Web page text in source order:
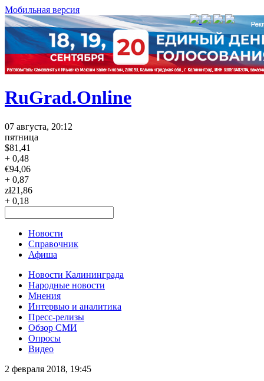
Мобильная версия
RuGrad.Online
07 августа, 20:12
пятница
$81,41
+ 0,48
€94,06
+ 0,87
zł21,86
+ 0,18
Новости
Справочник
Афиша
Новости Калининграда
Народные новости
Мнения
Интервью и аналитика
Пресс-релизы
Обзор СМИ
Опросы
Видео
2 февраля 2018, 19:45